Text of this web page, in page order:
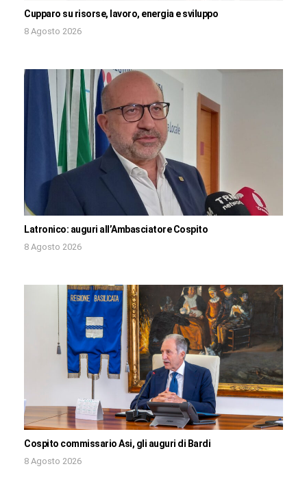
Cupparo su risorse, lavoro, energia e sviluppo
8 Agosto 2026
Latronico: auguri all’Ambasciatore Cospito
8 Agosto 2026
Cospito commissario Asi, gli auguri di Bardi
8 Agosto 2026